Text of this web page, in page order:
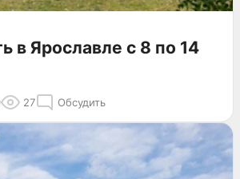
в Ярославле с 8 по 14
27 Обсудить